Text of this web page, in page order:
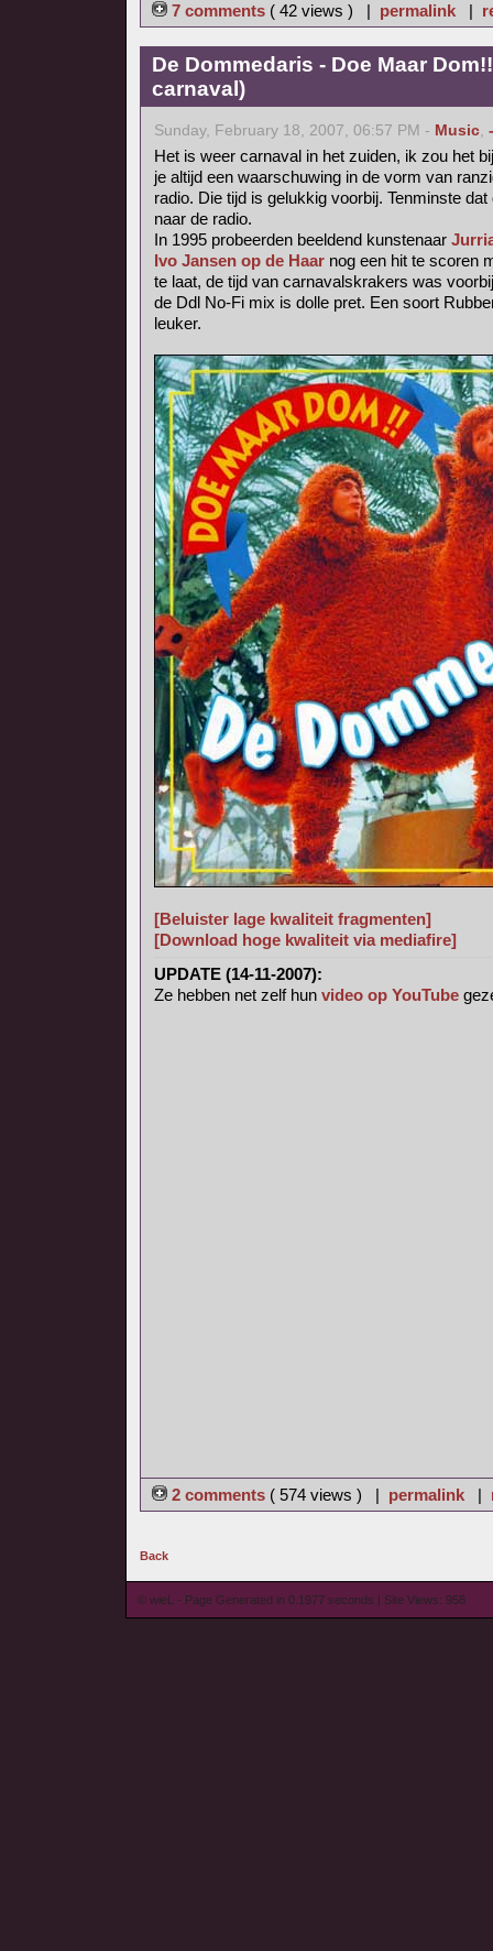
7 comments ( 42 views ) | permalink |
De Dommedaris - Doe Maar
carnaval)
Sunday, February 18, 2007, 06:57 PM - Music,
Het is weer carnaval in het zuiden, ik zou het
je altijd een waarschuwing in de vorm van
radio. Die tijd is gelukkig voorbij. Tenminste
naar de radio.
In 1995 probeerden beeldend kunstenaar
Ivo Jansen op de Haar nog een hit te scoren
te laat, de tijd van carnavalskrakers was
de Ddl No-Fi mix is dolle pret. Een soort
leuker.
[Beluister lage kwaliteit fragmenten]
[Download hoge kwaliteit via mediafire]
UPDATE (14-11-2007):
Ze hebben net zelf hun video op YouTube
2 comments ( 574 views ) | permalink |
Back
© wieL - Page Generated in 0.1977 seconds | Site Views: 958